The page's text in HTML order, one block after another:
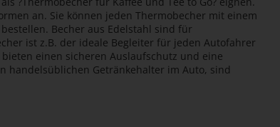
an. Sie können jeden Thermobecher mit einem
Becher aus Edelstahl sind für
ist z.B. der ideale Begleiter für jeden Autofahrer
einen sicheren Auslaufschutz und eine
handelsüblichen Getränkehalter im Auto, sind